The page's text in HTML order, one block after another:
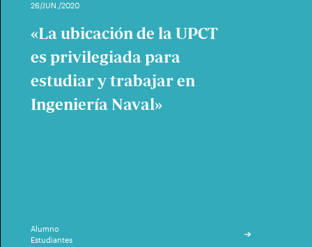
26/JUN./2020
«La ubicación de la UPCT
es privilegiada para
estudiar y trabajar en
Ingeniería Naval»
Alumno
Estudiantes